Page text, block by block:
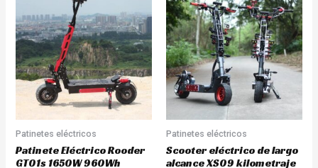
Patinetes eléctricos
Patinete Eléctrico Rooder
GT01s 1650W 960Wh
Patinetes eléctricos
Scooter eléctrico de largo
alcance XS09 kilometraje